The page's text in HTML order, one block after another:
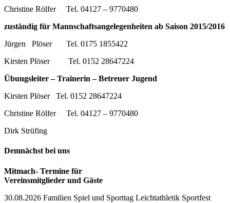
Christine Rölfer Tel. 04127 – 9770480
zuständig für Mannschaftsangelegenheiten ab Saison 2015/2016
Jürgen Plöser Tel. 0175 1855422
Kirsten Plöser Tel. 0152 28647224
Übungsleiter – Trainerin – Betreuer Jugend
Kirsten Plöser Tel. 0152 28647224
Christine Rölfer Tel. 04127 – 9770480
Dirk Strüfing
Demnächst bei uns
Mitmach- Termine für
Vereinsmitglieder und Gäste
30.08.2026 Familien Spiel und Sporttag Leichtathletik Sportfest